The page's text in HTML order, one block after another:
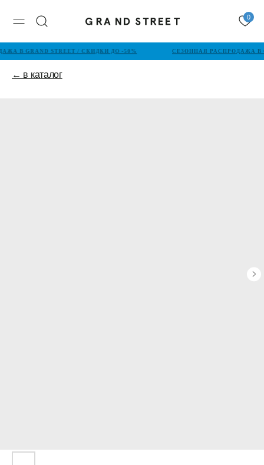
0
В GRAND STREET / СКИДКИ ДО -50% СЕЗОННАЯ РАСПРОДАЖА В
← в каталог